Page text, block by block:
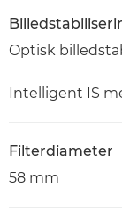
Optisk
Intelligent IS
Filterdiameter
58 mm